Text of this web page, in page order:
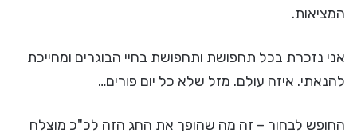
המציאות.
אני נזכרת בכל תחפושת ותחפושת בחיי הבוגרים ומחייכת
להנאתי. איזה עולם. מזל שלא כל יום פורים…
החופש לבחור – זה מה שהופך את החג הזה לכ"כ מוצלח